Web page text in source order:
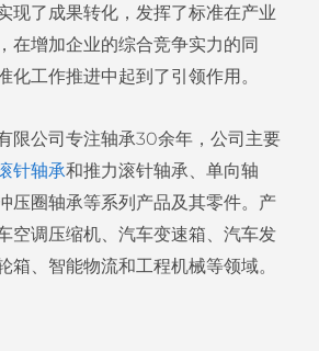
现了成果转化，发挥了标准在产业
在增加企业的综合竞争实力的同
化工作推进中起到了引领作用。
限公司专注轴承30余年，公司主要
针轴承和推力滚针轴承、单向轴
压圈轴承等系列产品及其零件。产
空调压缩机、汽车变速箱、汽车发
箱、智能物流和工程机械等领域。